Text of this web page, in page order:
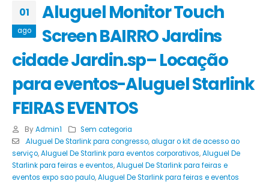
01
ago
Aluguel Monitor Touch
Screen BAIRRO Jardins
cidade Jardin.sp– Locação
para eventos-Aluguel Starlink
FEIRAS EVENTOS
By Admin1
Sem categoria
.Aluguel De Starlink para congresso,alugar o kit de acesso ao
serviço,Aluguel De Starlink para eventos corporativos,Aluguel De
Starlink para feiras e eventos,Aluguel De Starlink para feiras e
eventos expo sao paulo,Aluguel De Starlink para feiras e eventos